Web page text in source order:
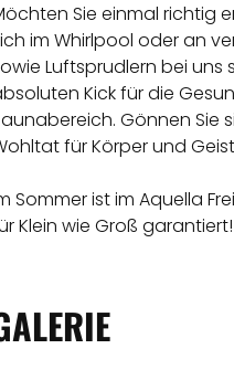
Sie einmal richtig
im Whirlpool oder an
Luftsprudlern bei uns
Kick für die
Gönnen Sie
für Körper und
Sommer ist im Aquella
Klein wie Groß garantiert!